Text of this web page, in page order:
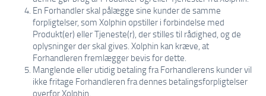
En Forhandler skal pålægge sine kunder de samme
forpligtelser, som Xolphin opstiller i forbindelse med
Produkt(er) eller Tjeneste(r), der stilles til rådighed, og de
oplysninger der skal gives. Xolphin kan kræve, at
Forhandleren fremlægger bevis for dette.
Manglende eller utidig betaling fra Forhandlerens kunder vil
ikke fritage Forhandleren fra dennes betalingsforpligtelser
overfor Xolphin.